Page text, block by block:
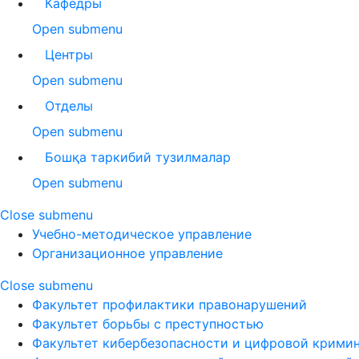
Кафедры
Open submenu
Центры
Open submenu
Отделы
Open submenu
Бошқа таркибий тузилмалар
Open submenu
Close submenu
Учебно-методическое управление
Организационное управление
Close submenu
Факультет профилактики правонарушений
Факультет борьбы с преступностью
Факультет кибербезопасности и цифровой